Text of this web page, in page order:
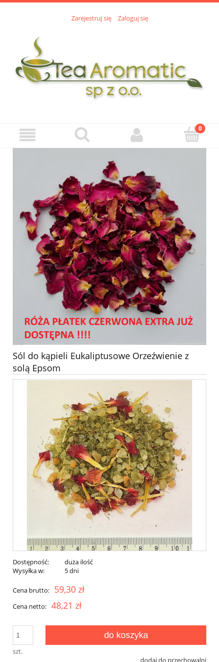
Zarejestruj się Zaloguj się
Sól do kąpieli Eukaliptusowe Orzeźwienie z
solą Epsom
Dostępność:
duża ilość
Wysyłka w:
5 dni
Cena brutto: 59,30 zł
Cena netto: 48,21 zł
szt.
do koszyka
dodaj do przechowalni